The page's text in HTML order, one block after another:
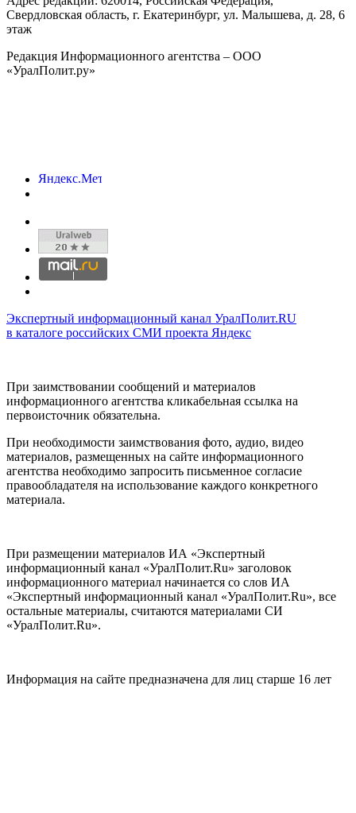
Свердловская область, г. Екатеринбург, ул. Малышева, д. 28, 6
этаж
Редакция Информационного агентства – ООО
«УралПолит.ру»
Экспертный информационный канал УралПолит.RU
в каталоге российских СМИ проекта Яндекс
При заимствовании сообщений и материалов
информационного агентства кликабельная ссылка на
первоисточник обязательна.
При необходимости заимствования фото, аудио, видео
материалов, размещенных на сайте информационного
агентства необходимо запросить письменное согласие
правообладателя на использование каждого конкретного
материала.
При размещении материалов ИА «Экспертный
информационный канал «УралПолит.Ru» заголовок
информационного материал начинается со слов ИА
«Экспертный информационный канал «УралПолит.Ru», все
остальные материалы, считаются материалами СИ
«УралПолит.Ru».
Информация на сайте предназначена для лиц старше 16 лет